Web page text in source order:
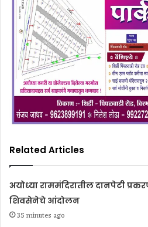
Related Articles
अयोध्या राममंदिरातील दानपेटी
शिवसेनेचे आंदोलन
35 minutes ago